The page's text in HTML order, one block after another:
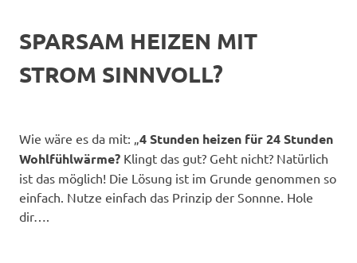
SPARSAM HEIZEN MIT
STROM SINNVOLL?
Wie wäre es da mit: „4 Stunden heizen für 24 Stunden
Wohlfühlwärme? Klingt das gut? Geht nicht? Natürlich
ist das möglich! Die Lösung ist im Grunde genommen so
einfach. Nutze einfach das Prinzip der Sonnne. Hole
dir….